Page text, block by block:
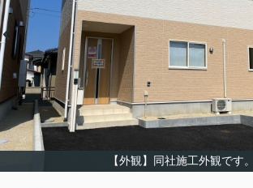
【外観】同社施工外観です。